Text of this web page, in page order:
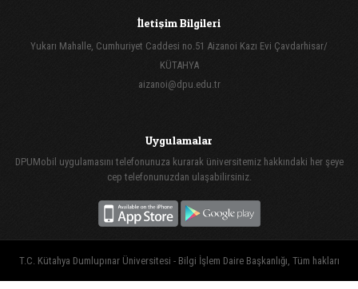
İletişim Bilgileri
Yukarı Mahalle, Cumhuriyet Caddesi no.51 Aizanoi Kazı Evi Çavdarhisar/
KÜTAHYA
aizanoi@dpu.edu.tr
Uygulamalar
DPUMobil uygulamasını telefonunuza kurarak üniversitemiz hakkındaki her şeye
cep telefonunuzdan ulaşabilirsiniz.
T.C. Kütahya Dumlupınar Üniversitesi - Bilgi İşlem Daire Başkanlığı, Tüm hakları